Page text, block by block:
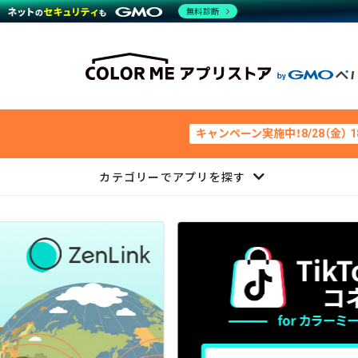
キャンペーン実施中！8/28（金）
カテゴリーでアプリを探す
無料診断